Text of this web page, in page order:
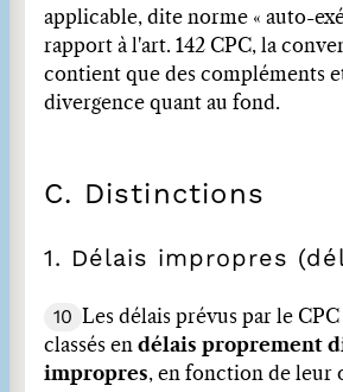
applicable, dite norme « auto-
rapport à l'art. 142 CPC, la
contient que des compléments
divergence quant au fond.
C. Distinctions
1. Délais impropres
10
Les délais prévus par le
classés en délais proprement
impropres, en fonction de leur